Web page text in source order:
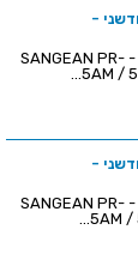
-
רדיו שולחני / נייד דיגיטלי בעיצוב חדשני - SANGEAN PR-
-
רדיו שולחני / נייד דיגיטלי בעיצוב חדשני - SANGEAN PR-